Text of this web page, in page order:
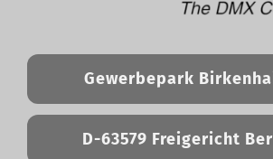
Gewerbepark
D-63579 Freigericht